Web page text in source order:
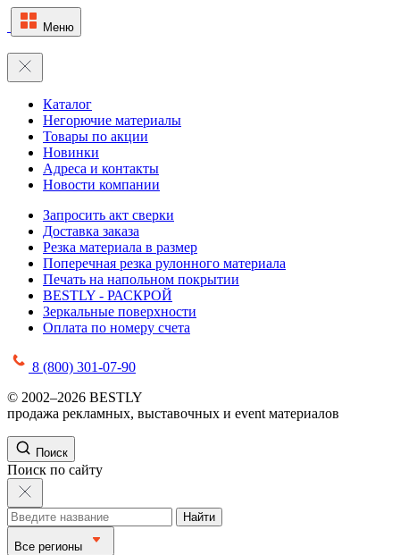
Меню
Каталог
Негорючие материалы
Товары по акции
Новинки
Адреса и контакты
Новости компании
Запросить акт сверки
Доставка заказа
Резка материала в размер
Поперечная резка рулонного материала
Печать на напольном покрытии
BESTLY - РАСКРОЙ
Зеркальные поверхности
Оплата по номеру счета
8 (800) 301-07-90
© 2002–2026 BESTLY
продажа рекламных, выставочных и event материалов
Поиск
Поиск по сайту
Найти
Все регионы